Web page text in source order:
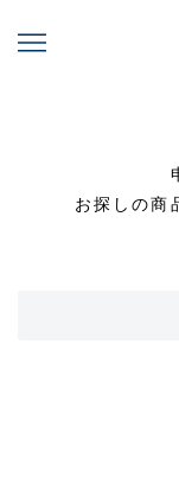
お探しの商